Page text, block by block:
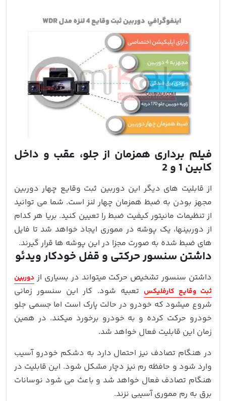
فیلم‌ برداری همزمان از جلو، عقب و داخل
کابین 1 و 2
از قابلیت های دیگر این دوربین ثبت وقایع چهار دوربین
مجهز بودن به ضبط همزمان چهار لنز است. شما می توانید
از تنظیمات مانیتور کیفیت ضبط را تعیین کنید. بریا هر کدام
از دوربینها، یک پوشه در مموری ایجاد خواهد شد تا فایل
های ضبط شده به صورت مجزا در این پوشه ها قرار گیرند.
داشتن سنسور حرکتی و قفل خودکار ویدئو
داشتن سنسور تشخیص حرکت میتواند در بسیاری از دوربین
ثبت وقایع کارفلیکس تعبیه شود. کار این سنسور زمانی
شروع میشود که خودرو در حالت پارک است اما جسمی جلو
خودرو حرکت کرده و به خودرو برخورد میکند. در همین
زمان این قابلیت فعال خواهد شد.
در هنگام تصادف نیز احتمال دارد به دشکم خودرو آسیب
وارد شود و حافظه رم نیز دچار مشکل شود. این قابلیت در
هنگام تصادف فعال خواهد شد و باعث می شود نوسانات
برق به رم مموری آسیبی نزند.